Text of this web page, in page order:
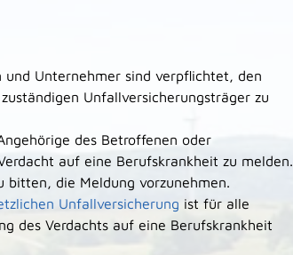
Unternehmer sind verpflichtet, den
Unfallversicherungsträger zu
des Betroffenen oder
auf eine Berufskrankheit zu melden.
bitten, die Meldung vorzunehmen.
Unfallversicherung ist für alle
des Verdachts auf eine Berufskrankheit